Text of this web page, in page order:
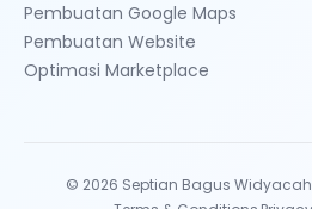
Pembuatan Google Maps
Pembuatan Website
Optimasi Marketplace
© 2026 Septian Bagus